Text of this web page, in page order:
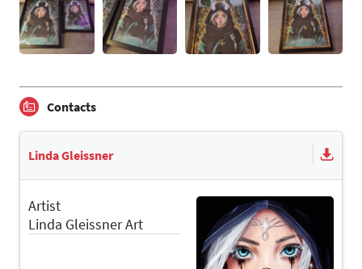
Contacts
Linda Gleissner
Artist
Linda Gleissner Art